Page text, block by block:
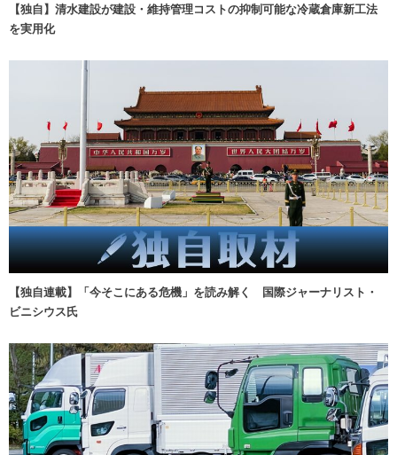
【独自】清水建設が建設・維持管理コストの抑制可能な冷蔵倉庫新工法
を実用化
【独自連載】「今そこにある危機」を読み解く 国際ジャーナリスト・
ビニシウス氏